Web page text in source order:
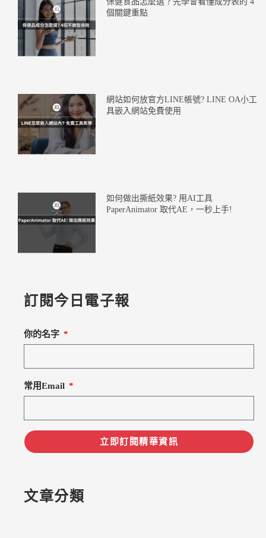
個關鍵重點
網站如何放官方LINE帳號? LINE OA小工
具嵌入網站免費使用
如何做出撕紙效果? 用AI工具
PaperAnimator 取代AE，一秒上手!
訂閱今日電子報
你的名字
常用Email
立即訂閱精華資訊
文章分類